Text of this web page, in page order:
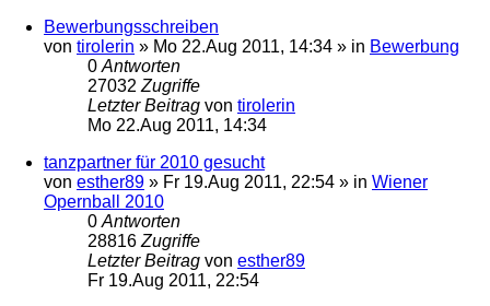
Bewerbungsschreiben
von tirolerin » Mo 22.Aug 2011, 14:34 » in Bewerbung
0 Antworten
27032 Zugriffe
Letzter Beitrag von tirolerin
Mo 22.Aug 2011, 14:34
tanzpartner für 2010 gesucht
von esther89 » Fr 19.Aug 2011, 22:54 » in Wiener
Opernball 2010
0 Antworten
28816 Zugriffe
Letzter Beitrag von esther89
Fr 19.Aug 2011, 22:54